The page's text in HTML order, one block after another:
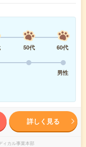
50代
60代
男性
詳しく見る
カル事業本部